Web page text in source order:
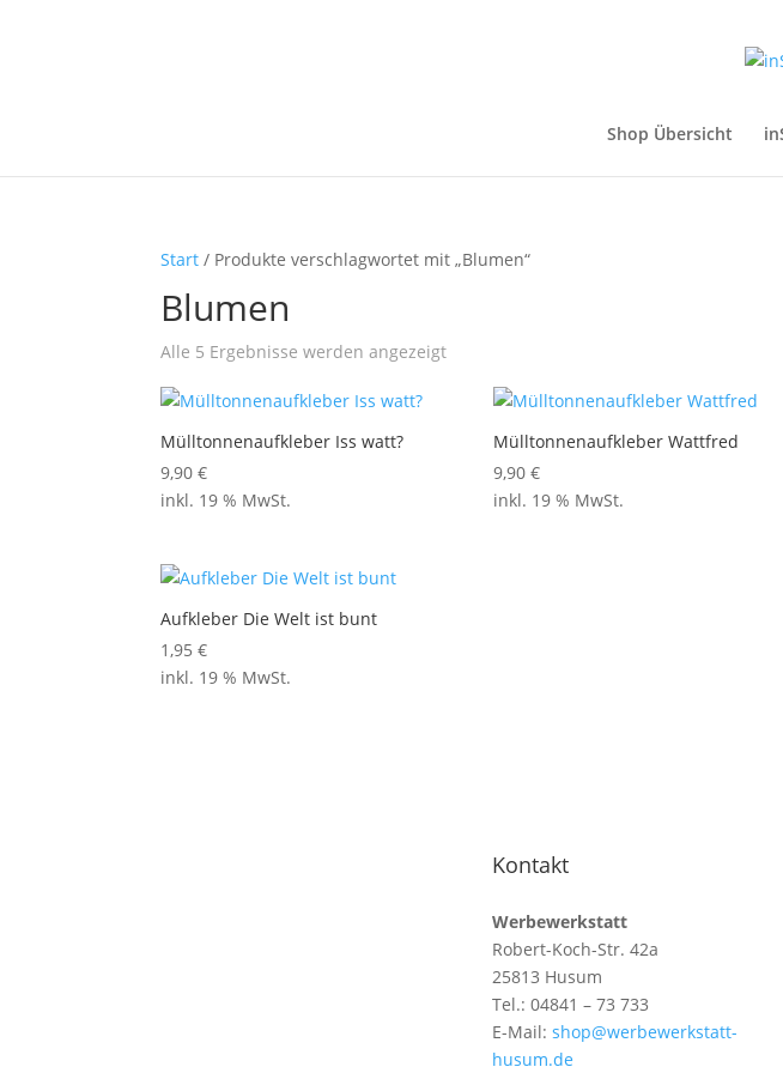
Shop Übersicht
Start / Produkte verschlagwortet mit „Blumen“
Blumen
Alle 5 Ergebnisse werden angezeigtNach
sortiert
Mülltonnenaufkleber Iss watt?
9,90€
inkl. 19 % MwSt.
Mülltonnenaufkleber Wattfred
9,90€
inkl. 19 % MwSt.
Aufkleber Die Welt ist bunt
1,95€
inkl. 19 % MwSt.
Kontakt
Werbewerkstatt
Robert-Koch-Str. 42a
25813 Husum
Tel.: 04841 – 73 733
E-Mail: shop@werbewerkstatt-
husum.de